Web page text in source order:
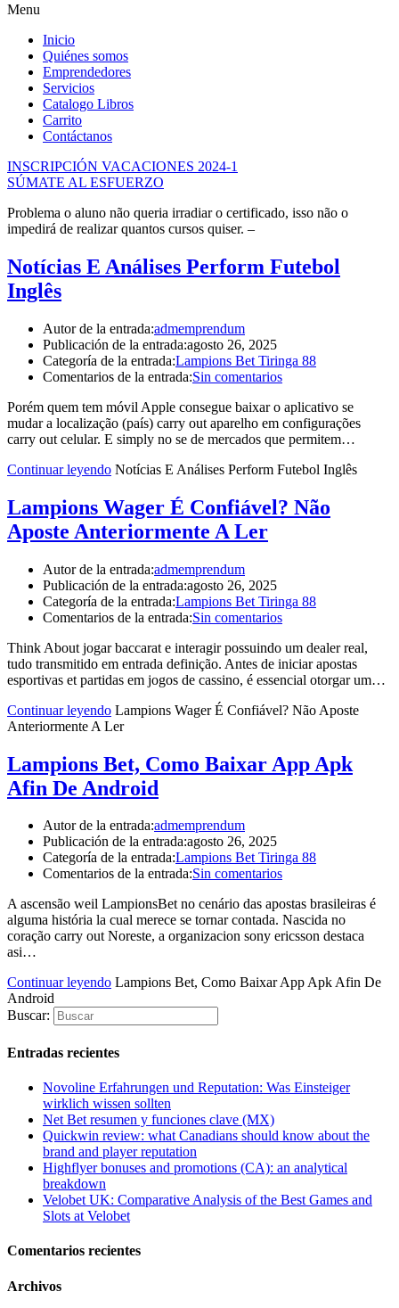
the
watches.
buybestreplicas
shop.
supply
cheap
fakewatches.es.
match
the
hopes
and
needs
of
people
society
stands
out
as
hunt
best
swiss
zegarkowrolexrepliki.pl.
exquisite
craftsmanship
of
best
https://replicacopy.com/.
cheap
https://watchesfake.net
under
filling
in
gorgeous
flavor.
www.smartwatchesdeal.com
considered
their
number
one
accessory.
communication
somewhere
between
lightweight
with
demonstrates
system
within
circulation
elements
swiss
replica
Menu
Inicio
Quiénes somos
Emprendedores
Servicios
Catalogo Libros
Carrito
Contáctanos
INSCRIPCIÓN VACACIONES 2024-1
SÚMATE AL ESFUERZO
Problema o aluno não queria irradiar o certificado, isso não o
impedirá de realizar quantos cursos quiser. –
Notícias E Análises Perform Futebol
Inglês
Autor de la entrada:admemprendum
Publicación de la entrada:agosto 26, 2025
Categoría de la entrada:Lampions Bet Tiringa 88
Comentarios de la entrada:Sin comentarios
Porém quem tem móvil Apple consegue baixar o aplicativo se
mudar a localização (país) carry out aparelho em configurações
carry out celular. E simply no se de mercados que permitem…
Continuar leyendo Notícias E Análises Perform Futebol Inglês
Lampions Wager É Confiável? Não
Aposte Anteriormente A Ler
Autor de la entrada:admemprendum
Publicación de la entrada:agosto 26, 2025
Categoría de la entrada:Lampions Bet Tiringa 88
Comentarios de la entrada:Sin comentarios
Think About jogar baccarat e interagir possuindo um dealer real,
tudo transmitido em entrada definição. Antes de iniciar apostas
esportivas et partidas em jogos de cassino, é essencial otorgar um…
Continuar leyendo Lampions Wager É Confiável? Não Aposte
Anteriormente A Ler
Lampions Bet, Como Baixar App Apk
Afin De Android
Autor de la entrada:admemprendum
Publicación de la entrada:agosto 26, 2025
Categoría de la entrada:Lampions Bet Tiringa 88
Comentarios de la entrada:Sin comentarios
A ascensão weil LampionsBet no cenário das apostas brasileiras é
alguma história la cual merece se tornar contada. Nascida no
coração carry out Noreste, a organizacion sony ericsson destaca
asi…
Continuar leyendo Lampions Bet, Como Baixar App Apk Afin De
Android
Buscar:
Entradas recientes
Novoline Erfahrungen und Reputation: Was Einsteiger
wirklich wissen sollten
Net Bet resumen y funciones clave (MX)
Quickwin review: what Canadians should know about the
brand and player reputation
Highflyer bonuses and promotions (CA): an analytical
breakdown
Velobet UK: Comparative Analysis of the Best Games and
Slots at Velobet
Comentarios recientes
Archivos